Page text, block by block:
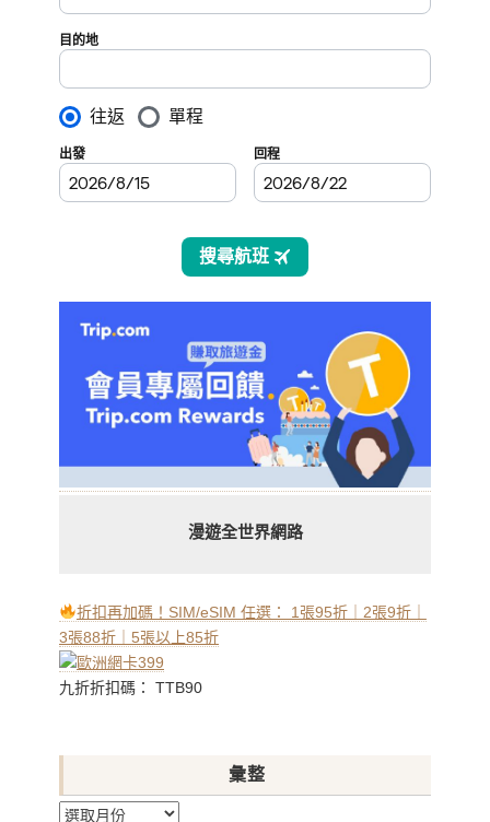
漫遊全世界網路
折扣再加碼！SIM/eSIM 任選： 1張95折｜2張9折｜
3張88折｜5張以上85折
九折折扣碼： TTB90
彙整
彙